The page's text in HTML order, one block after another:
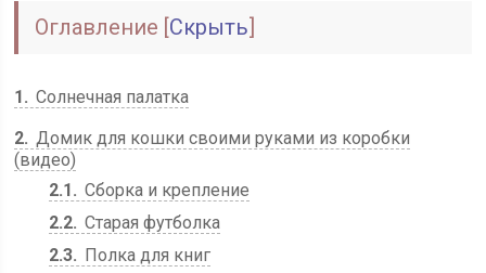
Оглавление Скрыть
1
Солнечная палатка
2 Домик для кошки своими руками из коробки
(видео)
2.1
Сборка и крепление
2.2 Старая футболка
2.3
Полка для книг